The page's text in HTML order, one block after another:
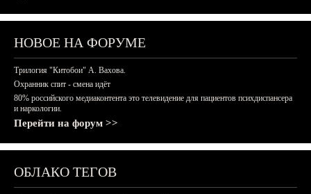
НОВОЕ НА ФОРУМЕ
Трилогия "Китобои" А. Вахова.
Охранник спит - смена идёт
80% российского медиаконтента это телевидение для пациентов психдиспансера
и наркологии.
Перейти на форум >>
ОБЛАКО ТЕГОВ